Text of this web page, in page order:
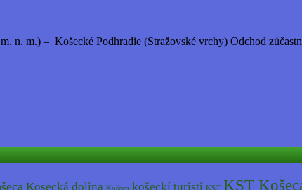
n. m.) – Košecké Podhradie (Stražovské vrchy) Odchod
Kosecká dolina Košeca košeckí turisti KST KST